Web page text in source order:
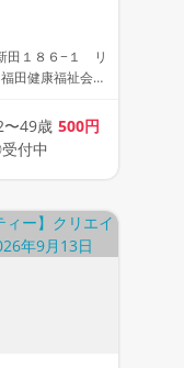
】
田１８６−１ リ
田健康福祉会
〜49歳 500円
付中